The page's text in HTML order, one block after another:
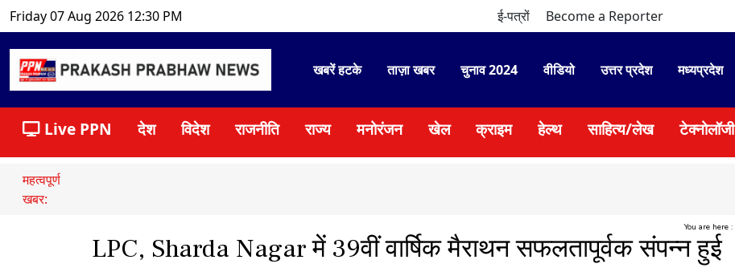
Friday 07 Aug 2026 12:30 PM ई-पत्रों Become a Reporter
खबरें हटके ताज़ा खबर चुनाव 2024 वीडियो उत्तर प्रदेश मध्यप्रदेश
Live PPN देश विदेश राजनीति राज्य मनोरंजन खेल क्राइम हेल्थ साहित्य/लेख टेक्नोलॉजी
महत्वपूर्ण
खबर:
You are here :
LPC, Sharda Nagar में 39वीं वार्षिक मैराथन सफलतापूर्वक संपन्न हुई